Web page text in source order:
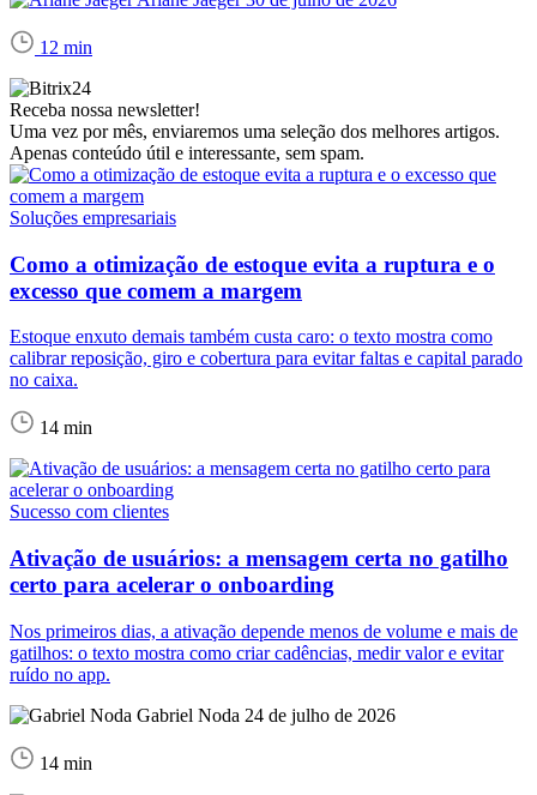
12 min
Receba nossa newsletter!
Uma vez por mês, enviaremos uma seleção dos melhores artigos.
Apenas conteúdo útil e interessante, sem spam.
Soluções empresariais
Como a otimização de estoque evita a ruptura e o
excesso que comem a margem
Estoque enxuto demais também custa caro: o texto mostra como
calibrar reposição, giro e cobertura para evitar faltas e capital parado
no caixa.
14 min
Sucesso com clientes
Ativação de usuários: a mensagem certa no gatilho
certo para acelerar o onboarding
Nos primeiros dias, a ativação depende menos de volume e mais de
gatilhos: o texto mostra como criar cadências, medir valor e evitar
ruído no app.
Gabriel Noda 24 de julho de 2026
14 min